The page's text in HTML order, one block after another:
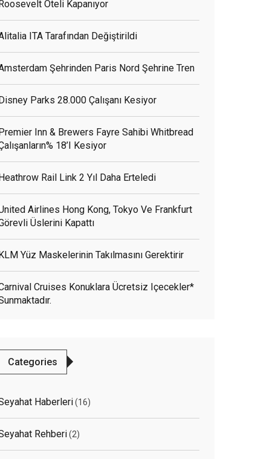
Oteli Kapanıyor
ITA Tarafından Değiştirildi
Şehrinden Paris Nord Şehrine Tren
Parks 28.000 Çalışanı Kesiyor
Inn & Brewers Fayre Sahibi Whitbread
18’i Kesiyor
Rail Link 2 Yıl Daha Erteledi
Airlines Hong Kong, Tokyo Ve Frankfurt
Üslerini Kapattı
Yüz Maskelerinin Takılmasını Gerektirir
Cruises Konuklara Ücretsiz Içecekler*
Categories
Haberleri(16)
Rehberi(2)